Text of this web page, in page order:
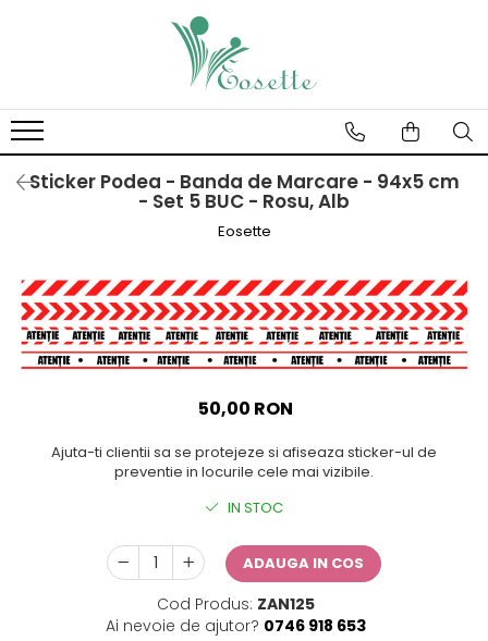
Stickere Educative pentru Scoli
Stickere Educative - Litere,
Numere, Tabla De Scris
Stickere Trenulete, Masini,
Avioane, Baloane Si Barcute
Si Pesti
Stickere Jungla Cu Animale,
Copaci, Flori, Castele
Sticker Masurator De Inaltime -
Stickere 3D
Stickere Perete Pentru Camera
Stickere Pentru Bucatarie
Fototapet Camere Copii
Fototapet Design
Fototapet Floral
Sticker Podea - Banda de Marcare - 94x5 cm
- Set 5 BUC - Rosu, Alb
Eosette
50,00 RON
Ajuta-ti clientii sa se protejeze si afiseaza sticker-ul de
preventie in locurile cele mai vizibile.
IN STOC
ADAUGA IN COS
Cod Produs: ZAN125
Ai nevoie de ajutor? 0746 918 653